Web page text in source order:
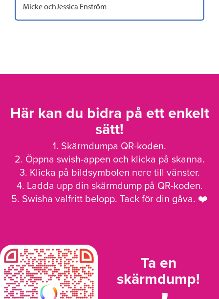
Micke ochJessica Enström
Här kan du bidra på ett enkelt
sätt!
1. Skärmdumpa QR-koden.
2. Öppna swish-appen och klicka på skanna.
3. Klicka på bildsymbolen nere till vänster.
4. Ladda upp din skärmdump på QR-koden.
5. Swisha valfritt belopp. Tack för din gåva. ❤️
Ta en
skärmdump!